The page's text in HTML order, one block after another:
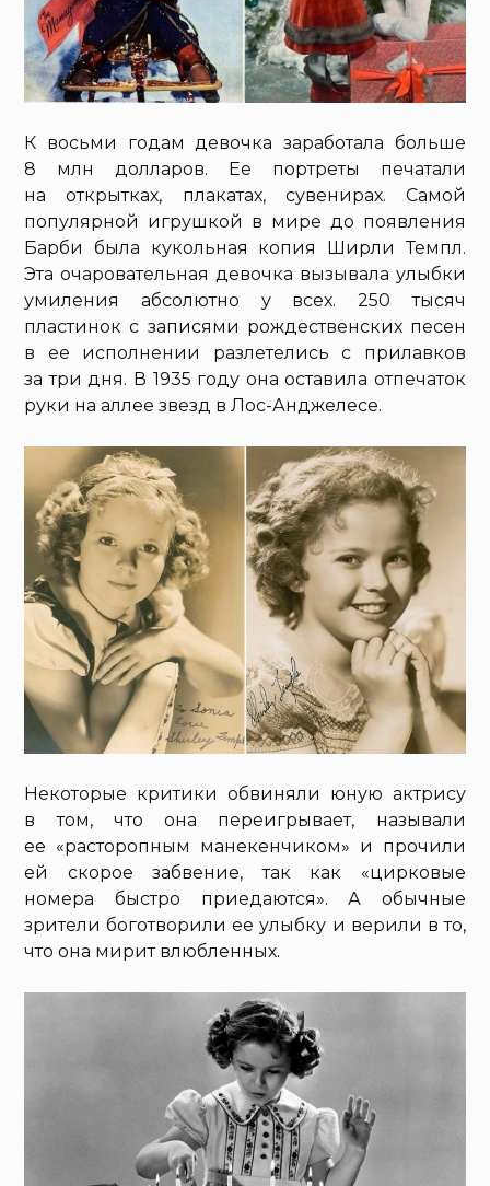
К восьми годам девочка заработала больше
8 млн долларов. Ее портреты печатали
на открытках, плакатах, сувенирах. Самой
популярной игрушкой в мире до появления
Барби была кукольная копия Ширли Темпл.
Эта очаровательная девочка вызывала улыбки
умиления абсолютно у всех. 250 тысяч
пластинок с записями рождественских песен
в ее исполнении разлетелись с прилавков
за три дня. В 1935 году она оставила отпечаток
руки на аллее звезд в Лос-Анджелесе.
Некоторые критики обвиняли юную актрису
в том, что она переигрывает, называли
ее «расторопным манекенчиком» и прочили
ей скорое забвение, так как «цирковые
номера быстро приедаются». А обычные
зрители боготворили ее улыбку и верили в то,
что она мирит влюбленных.